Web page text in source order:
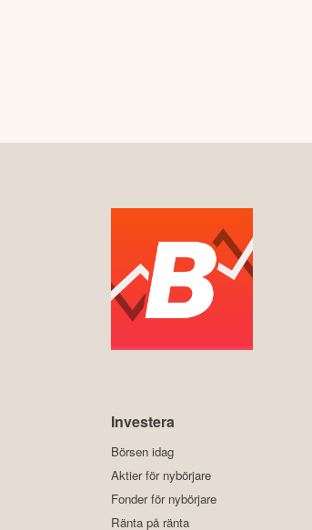
Investera
Börsen idag
Aktier för nybörjare
Fonder för nybörjare
Ränta på ränta